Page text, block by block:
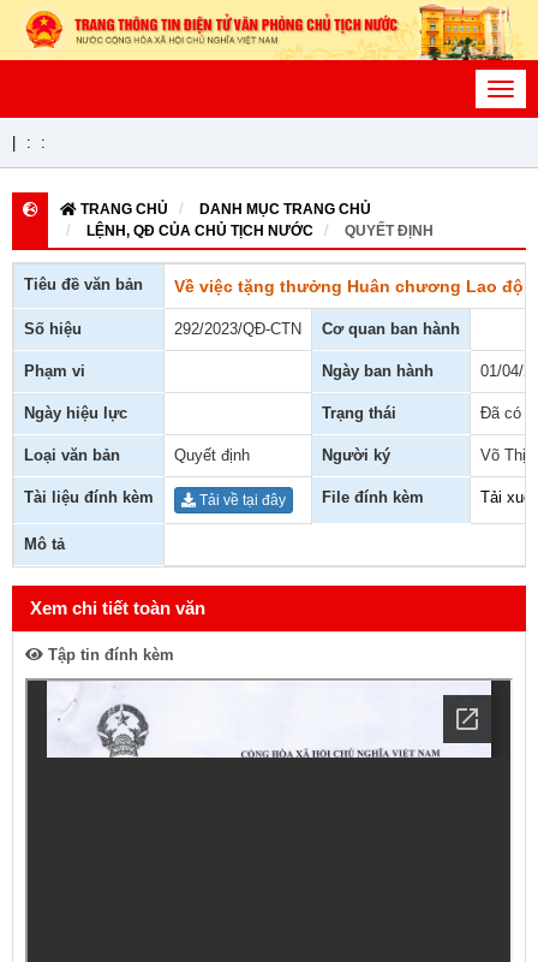
: :
TRANG CHỦ
DANH MỤC TRANG CHỦ
LỆNH, QĐ CỦA CHỦ TỊCH NƯỚC
QUYẾT ĐỊNH
Tiêu đề văn bản Về việc tặng thưởng Huân chương Lao
Số hiệu 292/2023/QĐ-CTN Cơ quan ban hành
Phạm vi Ngày ban hành 01/04/
Ngày hiệu lực Trạng thái Đã có
Loại văn bản Quyết định Người ký Võ Thị
Tài liệu đính kèm Tải về tại đây File đính kèm Tải
Mô tả
Xem chi tiết toàn văn
Tập tin đính kèm